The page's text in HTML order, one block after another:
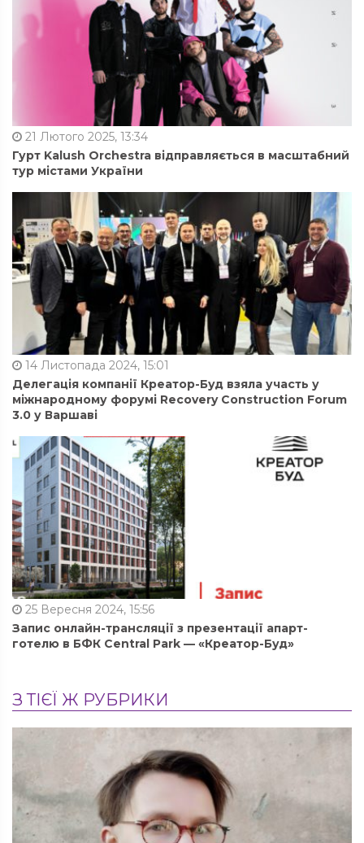
21 Лютого 2025, 13:34
Гурт Kalush Orchestra відправляється в масштабний
тур містами України
14 Листопада 2024, 15:01
Делегація компанії Креатор-Буд взяла участь у
міжнародному форумі Recovery Construction Forum
3.0 у Варшаві
25 Вересня 2024, 15:56
Запис онлайн-трансляції з презентації апарт-
готелю в БФК Central Park — «Креатор-Буд»
З ТІЄЇ Ж РУБРИКИ